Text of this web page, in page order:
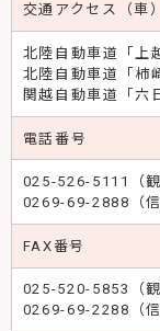
交通アクセス（車）
北陸自動車道「上
北陸自動車道「柿
関越自動車道「六
電話番号
025-526-5111（観
0269-69-2888（信
FAX番号
025-520-5853（観
0269-69-2288（信